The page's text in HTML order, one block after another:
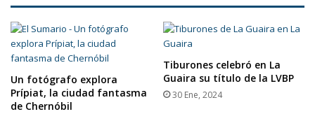
Un fotógrafo explora
Prípiat, la ciudad fantasma
de Chernóbil
Tiburones celebró en La
Guaira su título de la LVBP
30 Ene, 2024